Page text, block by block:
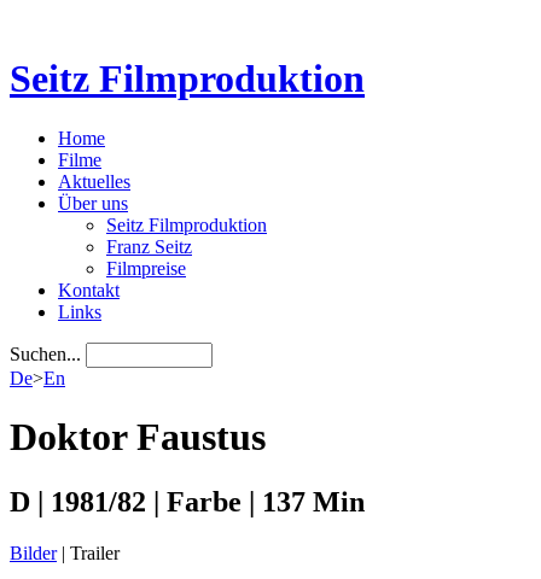
Seitz Filmproduktion
Home
Filme
Aktuelles
Über uns
Seitz Filmproduktion
Franz Seitz
Filmpreise
Kontakt
Links
Suchen...
De>En
Doktor Faustus
D | 1981/82 | Farbe | 137 Min
Bilder| Trailer